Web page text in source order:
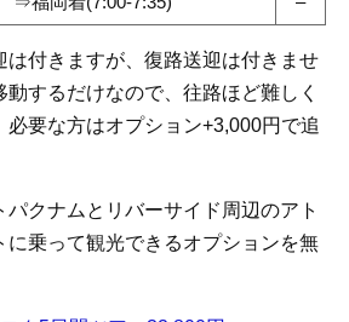
は付きますが、復路送迎は付きませ
動するだけなので、往路ほど難しく
必要な方はオプション+3,000円で追
クナムとリバーサイド周辺のアト
に乗って観光できるオプションを無